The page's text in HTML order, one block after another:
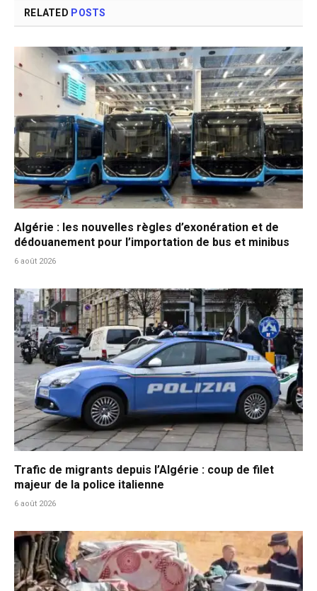
RELATED POSTS
Algérie : les nouvelles règles d’exonération et de
dédouanement pour l’importation de bus et minibus
6 août 2026
Trafic de migrants depuis l’Algérie : coup de filet
majeur de la police italienne
6 août 2026